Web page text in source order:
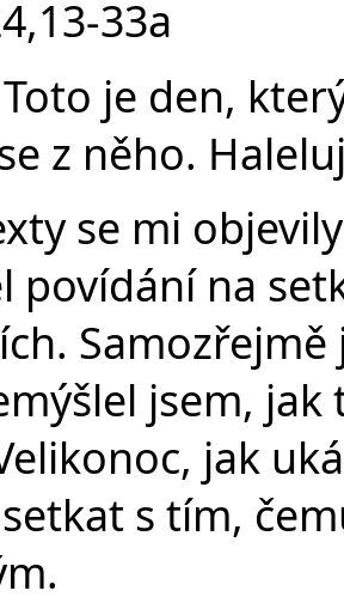
33a
je den,
z něho.
se mi
povídání na
jsem,
jak
s tím,